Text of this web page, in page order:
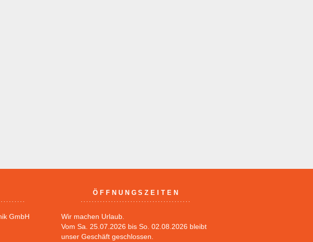
GmbH
ÖFFNUNGSZEITEN
Wir machen Urlaub.
Vom Sa. 25.07.2026 bis So. 02.08.2026 bleibt
unser Geschäft geschlossen.